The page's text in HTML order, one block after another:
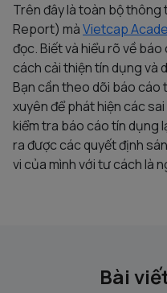
Trên đây là toàn bộ
Report) màVietcap
đọc. Biết và hiểu rõ về
cách cải thiện tín dụng và
Bạn cần theo dõi báo cáo
xuyên để phát hiện các
kiểm tra báo cáo tín dụng
ra được các quyết định
vi của mình với tư cách là
Bài